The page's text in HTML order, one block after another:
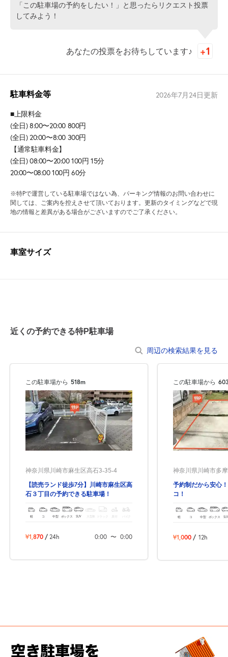
「この駐車場の予約をしたい！」と思ったらリクエスト投票
してみよう！
あなたの投票をお待ちしています♪
駐車料金等 2026年7月24日更新
■上限料金
(全日) 8:00〜20:00 800円
(全日) 20:00〜8:00 300円
【通常駐車料金】
(全日) 08:00〜20:00 100円 15分
20:00〜08:00 100円 60分
※特Pで運営している駐車場ではない為、パーキング情報のお問い合わせに
関しては、ご案内を控えさせて頂いております。更新のタイミングなどで現
地の情報と差異がある場合がございますのでご了承ください。
車室サイズ
近くの予約できる特P駐車場
周辺の検索結果を見る
この駐車場から 518m
神奈川県川崎市麻生区高石3-35-4
【読売ランド徒歩7分】川崎市麻生区高
石３丁目の予約できる駐車場！
軽 コ 中型 ボックス SUV トラック バイク
¥1,870 / 24h 0:00 〜 0:00
この駐車場から
神奈川県川崎市多
予約制だから安心
コ！
軽 コ 中型 ボックス
¥1,000 / 12h